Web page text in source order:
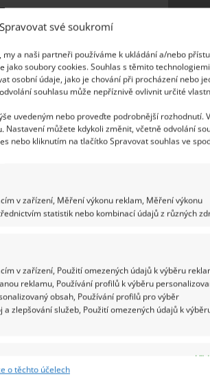
Spravovat své soukromí
a naši partneři používáme k ukládání a/nebo
jako soubory cookies. Souhlas s těmito
osobní údaje, jako je chování při procházení nebo
souhlasu může nepříznivě ovlivnit určité
uvedeným nebo proveďte podrobnější rozhodnutí.
Nastavení můžete kdykoli změnit, včetně odvolání
nebo kliknutím na tlačítko Spravovat souhlas ve
v zařízení, Měření výkonu reklam, Měření výkonu
statistik nebo kombinací údajů z různých
v zařízení, Použití omezených údajů k výběru
reklamu, Používání profilů k výběru
obsah, Používání profilů pro výběr
a zlepšování služeb, Použití omezených údajů k
o těchto účelech
dejte trošku másla a
chvíli prohřívat.
vaječná kaše.
Tak se dobře
míchaná vejce chtějí čas,
vejce do pánve naráz. Jedno
nebo zakysané smetany.
i lžička majonézy
doplňkem míchaných
si míchaná vejce každý